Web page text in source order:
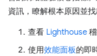
資訊，瞭解根本原因並找
查看 Lighthouse
使用效能面板的即